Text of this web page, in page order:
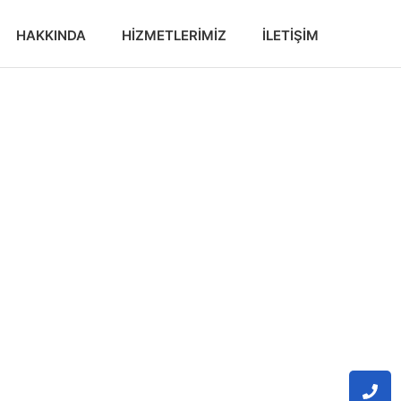
HAKKINDA HIZMETLERIMIZ İLETIŞIM